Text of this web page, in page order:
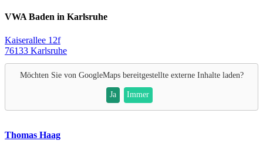
VWA Baden in Karlsruhe
Kaiserallee 12f
76133 Karlsruhe
Möchten Sie von GoogleMapsbereitgestellte externe Inhalte laden?
Ja Immer
Thomas Haag